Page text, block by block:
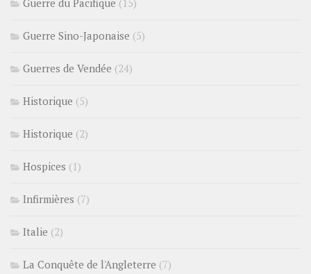
Guerre Sino-Japonaise (5)
Guerres de Vendée (24)
Historique (5)
Historique (2)
Hospices (1)
Infirmières (7)
Italie (2)
La Conquête de l'Angleterre (7)